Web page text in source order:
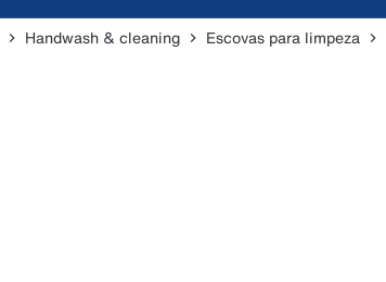
Handwash & cleaning Escovas para limpeza